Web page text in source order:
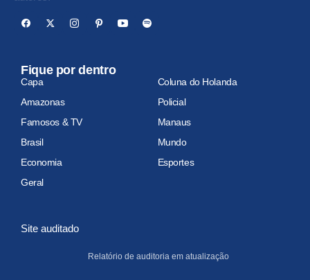
Fique por dentro
Capa
Coluna do Holanda
Amazonas
Policial
Famosos & TV
Manaus
Brasil
Mundo
Economia
Esportes
Geral
Site auditado
Relatório de auditoria em atualização